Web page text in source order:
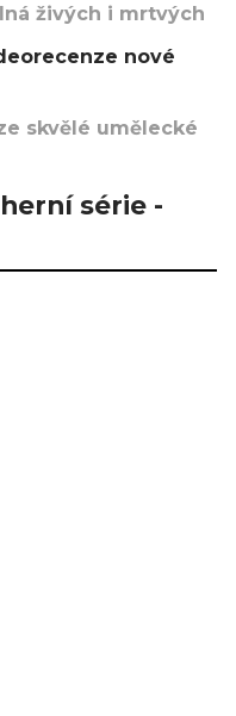
živých i mrtvých
nové
skvělé umělecké
série -